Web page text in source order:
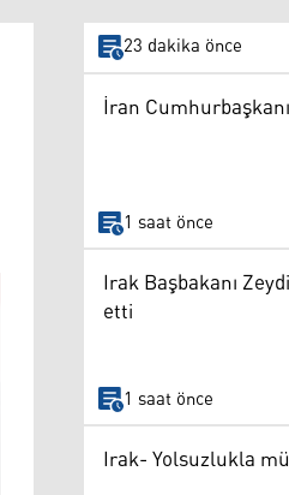
23 dakika önce
İran
1 saat önce
Irak Başbakanı
etti
1 saat önce
Irak- Yolsuzlukla